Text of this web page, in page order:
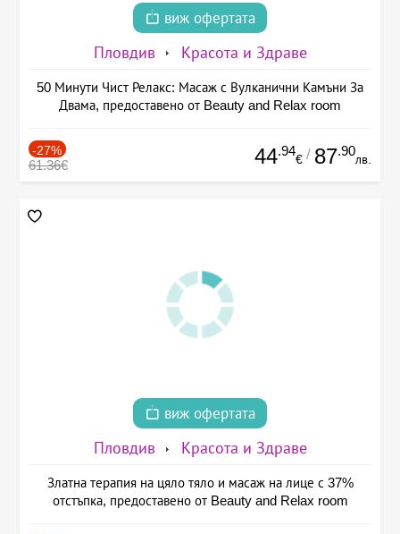
виж офертата
Пловдив Красота и Здраве
50 Минути Чист Релакс: Масаж с Вулканични Камъни За
Двама, предоставено от Beauty and Relax room
-27%
61.36€ 44.94
€ / 87.90
лв.
виж офертата
Пловдив Красота и Здраве
Златна терапия на цяло тяло и масаж на лице с 37%
отстъпка, предоставено от Beauty and Relax room